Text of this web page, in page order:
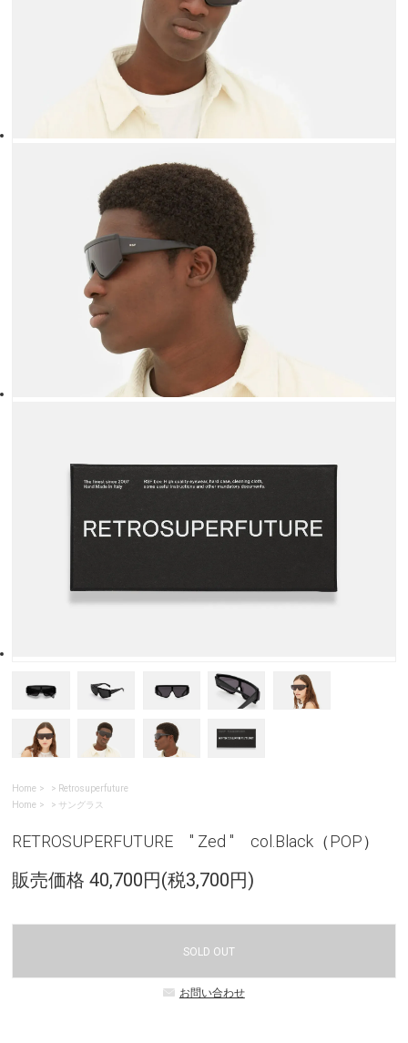
Home > Retrosuperfuture
Home
> サングラス
RETROSUPERFUTURE " Zed " col.Black（POP）
販売価格 40,700円(税3,700円)
SOLD OUT
お問い合わせ